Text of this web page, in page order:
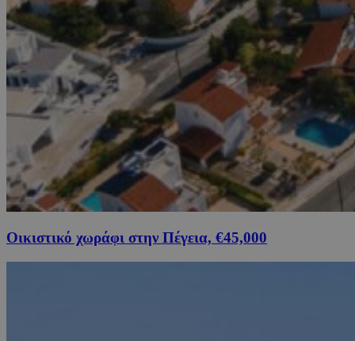
Οικιστικό χωράφι στην Πέγεια, €45,000